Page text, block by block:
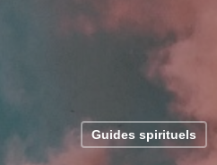
Guides spirituels